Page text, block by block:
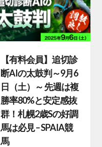
【有料会員】追切診
断AIの太鼓判～9月6
日（土）～ 先週は複
勝率80%と安定感抜
群！札幌2歳Sの好調
馬は必見 – SPAIA競
馬